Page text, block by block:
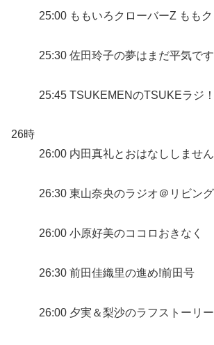
25:00 ももいろクローバーZ もも
25:30 佐田玲子の夢はまだ平気で
25:45 TSUKEMENのTSUKEラジ！
26時
26:00 内田真礼とおはなししません
26:30 東山奈央のラジオ＠リビング
26:00 小原好美のココロおきなく
26:30 前田佳織里の進め!前田号
26:00 夕実＆梨沙のラフストーリ